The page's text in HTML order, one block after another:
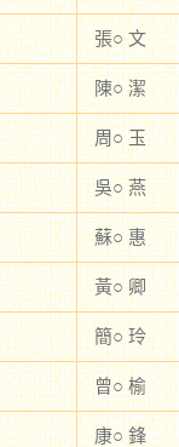
張○ 文
陳○ 潔
周○ 玉
吳○ 燕
蘇○ 惠
黃○ 卿
簡○ 玲
曾○ 榆
康○ 鋒